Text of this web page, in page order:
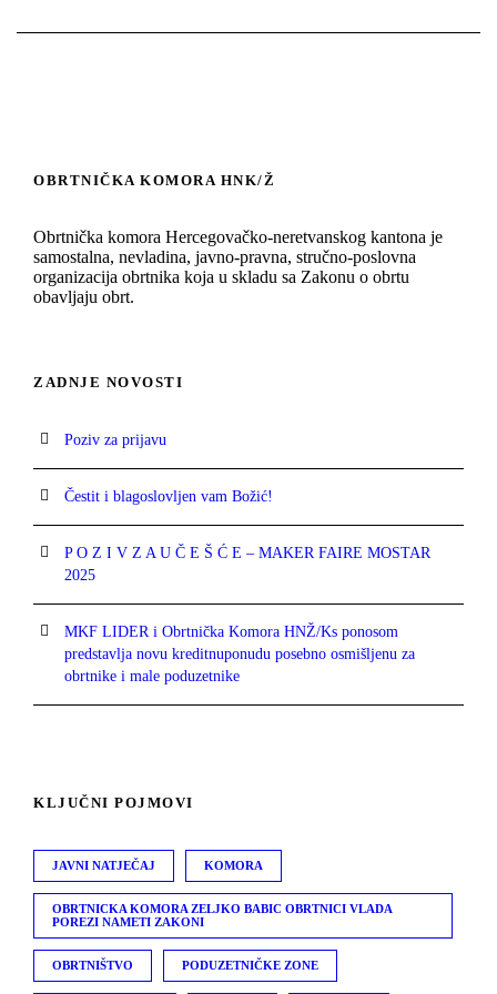
OBRTNIČKA KOMORA HNK/Ž
Obrtnička komora Hercegovačko-neretvanskog kantona je
samostalna, nevladina, javno-pravna, stručno-poslovna
organizacija obrtnika koja u skladu sa Zakonu o obrtu
obavljaju obrt.
ZADNJE NOVOSTI
Poziv za prijavu
Čestit i blagoslovljen vam Božić!
P O Z I V Z A U Č E Š Ć E – MAKER FAIRE MOSTAR
2025
MKF LIDER i Obrtnička Komora HNŽ/Ks ponosom
predstavlja novu kreditnuponudu posebno osmišljenu za
obrtnike i male poduzetnike
KLJUČNI POJMOVI
JAVNI NATJEČAJ KOMORA
OBRTNICKA KOMORA ZELJKO BABIC OBRTNICI VLADA
POREZI NAMETI ZAKONI
OBRTNIŠTVO PODUZETNIČKE ZONE